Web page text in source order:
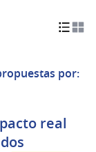
por:
real